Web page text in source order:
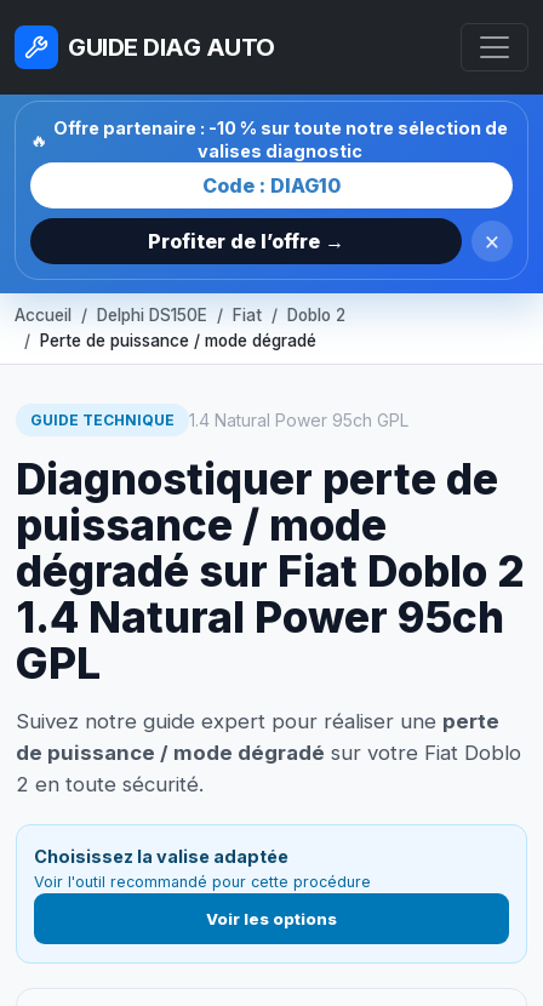
GUIDE DIAG AUTO
🔥
Offre partenaire : -10 % sur toute notre sélection de
valises diagnostic
Code : DIAG10
Profiter de l’offre → ×
Accueil Delphi DS150E Fiat
Doblo 2
Perte de puissance / mode dégradé
GUIDE TECHNIQUE 1.4 Natural Power 95ch GPL
Diagnostiquer perte de
puissance / mode
dégradé sur Fiat Doblo 2
1.4 Natural Power 95ch
GPL
Suivez notre guide expert pour réaliser une perte
de puissance / mode dégradé sur votre Fiat Doblo
2 en toute sécurité.
Choisissez la valise adaptée
Voir l'outil recommandé pour cette procédure
Voir les options